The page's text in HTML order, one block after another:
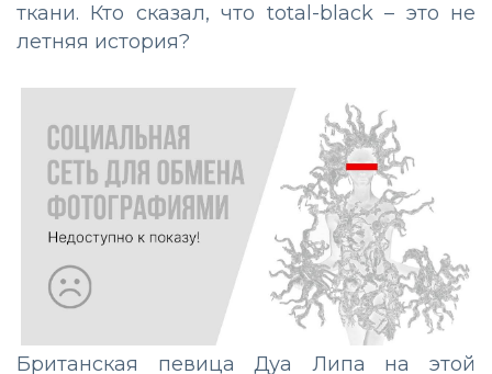
ткани. Кто сказал, что total-black – это не
летняя история?
Британская певица Дуа Липа на этой